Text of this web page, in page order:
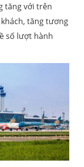
tăng với trên
khách, tăng tương
số lượt hành